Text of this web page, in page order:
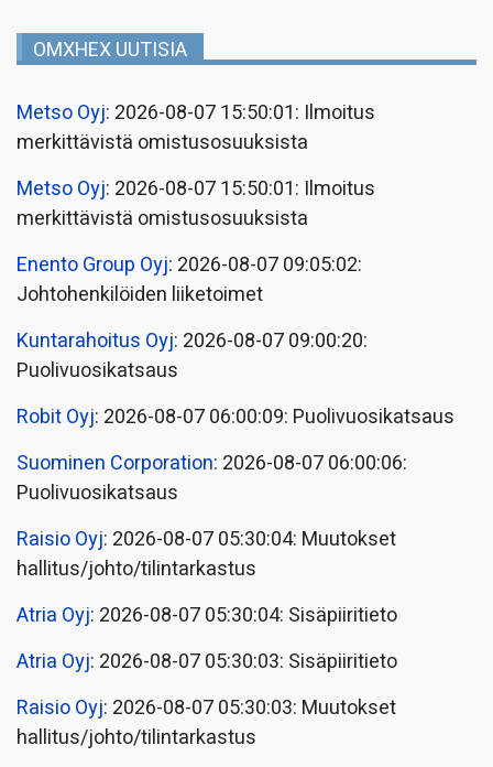
OMXHEX UUTISIA
Metso Oyj: 2026-08-07 15:50:01: Ilmoitus
merkittävistä omistusosuuksista
Metso Oyj: 2026-08-07 15:50:01: Ilmoitus
merkittävistä omistusosuuksista
Enento Group Oyj: 2026-08-07 09:05:02:
Johtohenkilöiden liiketoimet
Kuntarahoitus Oyj: 2026-08-07 09:00:20:
Puolivuosikatsaus
Robit Oyj: 2026-08-07 06:00:09: Puolivuosikatsaus
Suominen Corporation: 2026-08-07 06:00:06:
Puolivuosikatsaus
Raisio Oyj: 2026-08-07 05:30:04: Muutokset
hallitus/johto/tilintarkastus
Atria Oyj: 2026-08-07 05:30:04: Sisäpiiritieto
Atria Oyj: 2026-08-07 05:30:03: Sisäpiiritieto
Raisio Oyj: 2026-08-07 05:30:03: Muutokset
hallitus/johto/tilintarkastus